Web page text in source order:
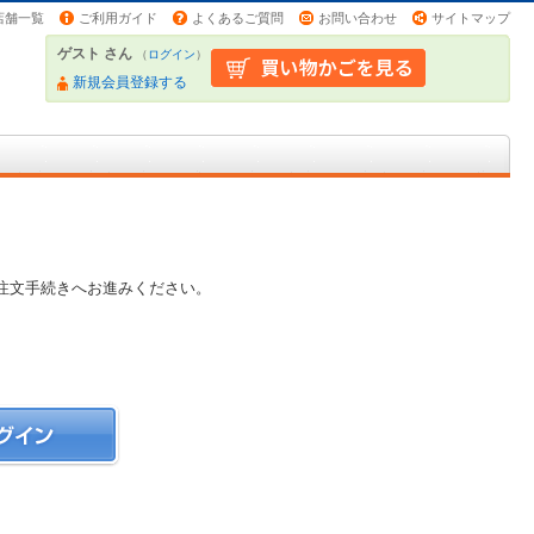
舗一覧 ご利用ガイド よくあるご質問 お問い合わせ サイトマップ
ゲスト さん （ログイン）
新規会員登録する
手続きへお進みください。